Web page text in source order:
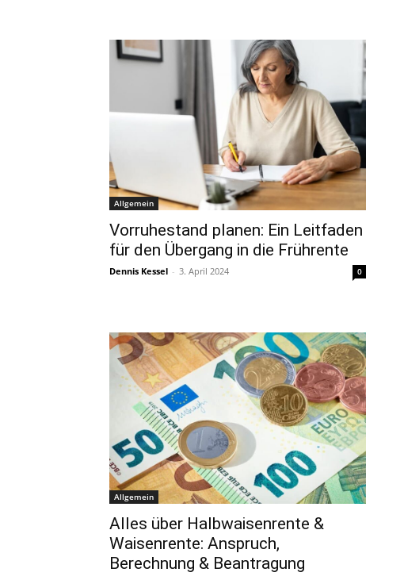
Allgemein
Vorruhestand planen: Ein Leitfaden
für den Übergang in die Frührente
Dennis Kessel - 3. April 2024 0
Allgemein
Alles über Halbwaisenrente &
Waisenrente: Anspruch,
Berechnung & Beantragung